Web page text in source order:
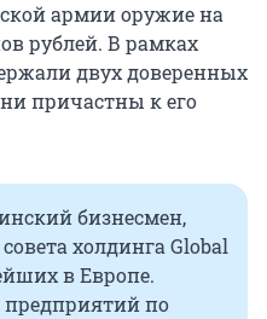
армии оружие на
рублей. В рамках
двух доверенных
причастны к его
бизнесмен,
холдинга Global
в Европе.
предприятий по